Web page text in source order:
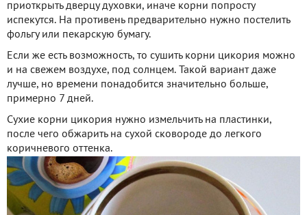
приоткрыть дверцу духовки, иначе корни попросту
испекутся. На противень предварительно нужно постелить
фольгу или пекарскую бумагу.
Если же есть возможность, то сушить корни цикория можно
и на свежем воздухе, под солнцем. Такой вариант даже
лучше, но времени понадобится значительно больше,
примерно 7 дней.
Сухие корни цикория нужно измельчить на пластинки,
после чего обжарить на сухой сковороде до легкого
коричневого оттенка.